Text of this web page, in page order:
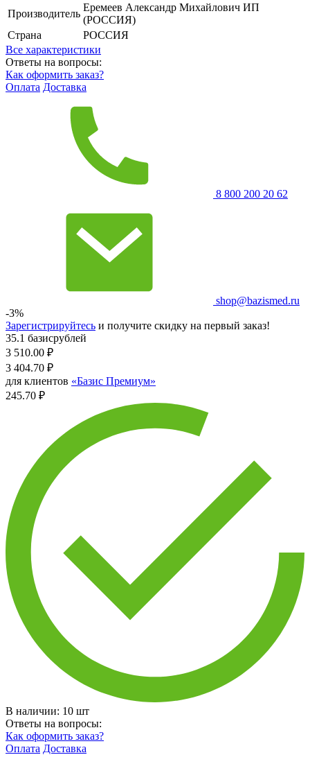
Производитель
Еремеев Александр Михайлович ИП
(РОССИЯ)
Страна
РОССИЯ
Все характеристики
Ответы на вопросы:
Как оформить заказ?
Оплата Доставка
8 800 200 20 62
shop@bazismed.ru
-3%
Зарегистрируйтесь и получите скидку на первый заказ!
35.1 базисрублей
3 510.00 ₽
3 404.70 ₽
для клиентов «Базис Премиум»
245.70 ₽
В наличии: 10 шт
Ответы на вопросы:
Как оформить заказ?
Оплата Доставка